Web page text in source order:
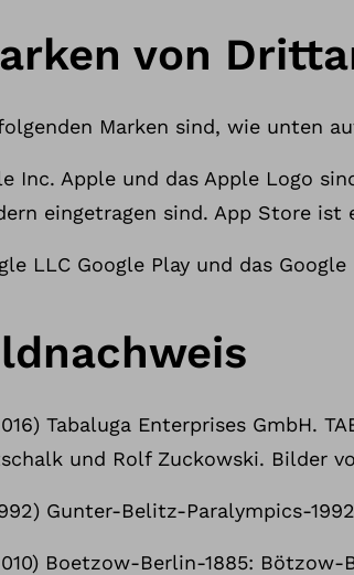
von
Marken sind, wie unten
Inc. Apple und das Apple Logo
eingetragen sind. App Store
LLC Google Play und das
Tabaluga Enterprises GmbH.
und Rolf Zuckowski. Bilder
Gunter-Belitz-Paralympics-
Boetzow-Berlin-1885: Bötzow-